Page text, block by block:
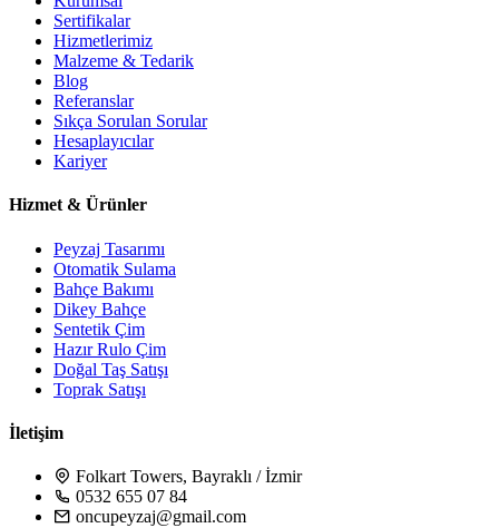
Sertifikalar
Hizmetlerimiz
Malzeme & Tedarik
Blog
Referanslar
Sıkça Sorulan Sorular
Hesaplayıcılar
Kariyer
Hizmet & Ürünler
Peyzaj Tasarımı
Otomatik Sulama
Bahçe Bakımı
Dikey Bahçe
Sentetik Çim
Hazır Rulo Çim
Doğal Taş Satışı
Toprak Satışı
İletişim
Folkart Towers, Bayraklı / İzmir
0532 655 07 84
oncupeyzaj@gmail.com